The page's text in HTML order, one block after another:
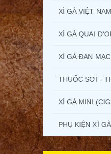
XÌ GÀ VIỆT NAM
XÌ GÀ QUAI
XÌ GÀ ĐAN
THUỐC SƠI -
XÌ GÀ MINI
PHỤ KIỆN XÌ